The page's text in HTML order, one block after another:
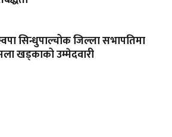
सिन्धुपाल्चोक जिल्ला सभापतिमा
खड्काको उम्मेदवारी